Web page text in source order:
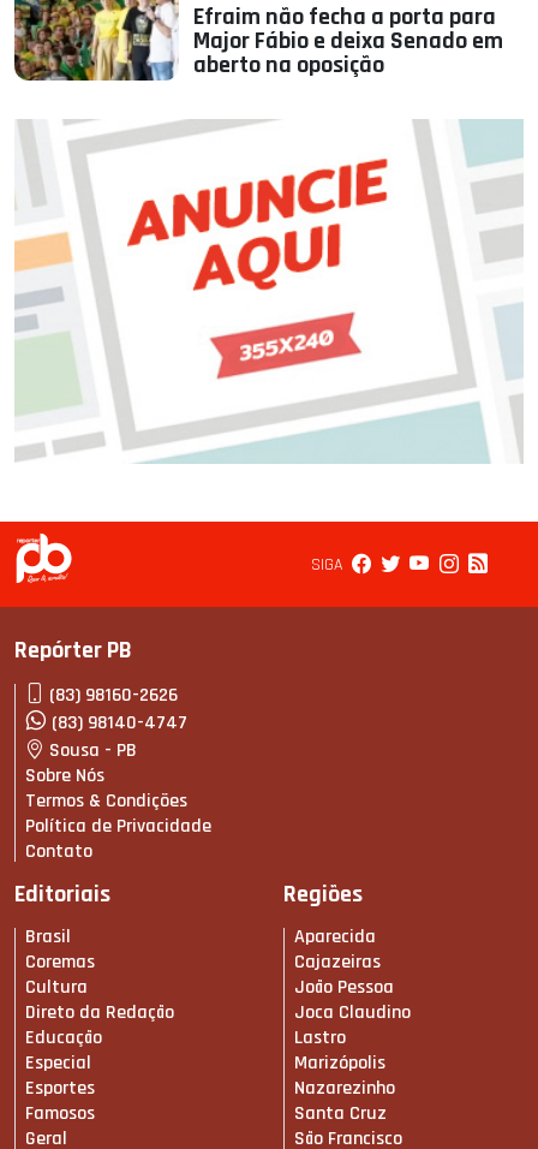
Efraim não fecha a porta para
Major Fábio e deixa Senado em
aberto na oposição
SIGA
Repórter PB
(83) 98160-2626
(83) 98140-4747
Sousa - PB
Sobre Nós
Termos & Condições
Política de Privacidade
Contato
Editoriais
Brasil
Coremas
Cultura
Direto da Redação
Educação
Especial
Esportes
Famosos
Geral
Regiões
Aparecida
Cajazeiras
João Pessoa
Joca Claudino
Lastro
Marizópolis
Nazarezinho
Santa Cruz
São Francisco